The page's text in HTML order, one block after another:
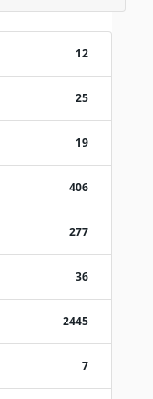
12
25
19
406
277
36
2445
7